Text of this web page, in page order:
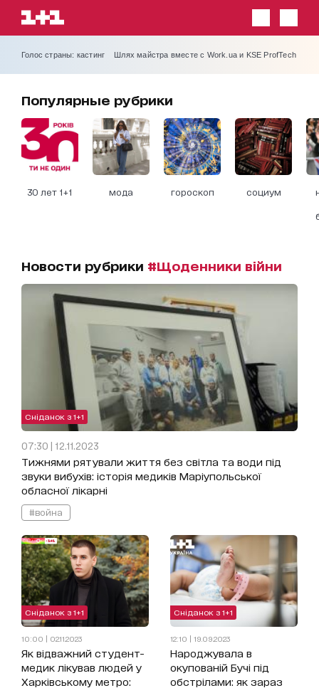
Голос страны: кастинг Шлях майстра вместе с Work.ua и KSE ProfTech
Популярные рубрики
30 лет 1+1 мода гороскоп социум
Новости рубрики #Щоденники війни
Сніданок з 1+1
07:30 | 12.11.2023
Тижнями рятували життя без світла та води під
звуки вибухів: історія медиків Маріупольської
обласної лікарні
#война
Сніданок з 1+1
10:00 | 02.11.2023
Як відважний студент-
медик лікував людей у
Харківському метро:
Сніданок з 1+1
12:10 | 19.09.2023
Народжувала в
окупованій Бучі під
обстрілами: як зараз